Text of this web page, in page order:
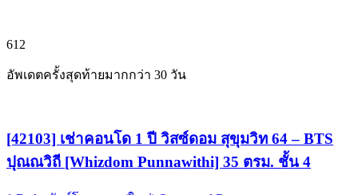
612
อัพเดตครั้งสุดท้ายมากกว่า 30 วัน
[42103] เช่าคอนโด 1 ปี วิสซ์ดอม สุขุมวิท 64 – BTS
ปุณณวิถี [Whizdom Punnawithi] 35 ตรม. ชั้น 4